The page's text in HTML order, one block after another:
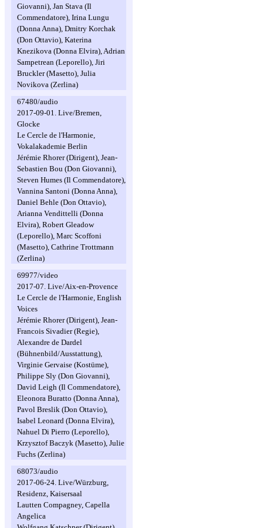
Giovanni), Jan Stava (Il
Commendatore), Irina Lungu
(Donna Anna), Dmitry Korchak
(Don Ottavio), Katerina
Knezikova (Donna Elvira), Adrian
Sampetrean (Leporello), Jiri
Bruckler (Masetto), Julia
Novikova (Zerlina)
67480/audio
2017-09-01. Live/Bremen,
Glocke
Le Cercle de l'Harmonie,
Vokalakademie Berlin
Jérémie Rhorer (Dirigent), Jean-
Sebastien Bou (Don Giovanni),
Steven Humes (Il Commendatore),
Vannina Santoni (Donna Anna),
Daniel Behle (Don Ottavio),
Arianna Vendittelli (Donna
Elvira), Robert Gleadow
(Leporello), Marc Scoffoni
(Masetto), Cathrine Trottmann
(Zerlina)
69977/video
2017-07. Live/Aix-en-Provence
Le Cercle de l'Harmonie, English
Voices
Jérémie Rhorer (Dirigent), Jean-
Francois Sivadier (Regie),
Alexandre de Dardel
(Bühnenbild/Ausstattung),
Virginie Gervaise (Kostüme),
Philippe Sly (Don Giovanni),
David Leigh (Il Commendatore),
Eleonora Buratto (Donna Anna),
Pavol Breslik (Don Ottavio),
Isabel Leonard (Donna Elvira),
Nahuel Di Pierro (Leporello),
Krzysztof Baczyk (Masetto), Julie
Fuchs (Zerlina)
68073/audio
2017-06-24. Live/Würzburg,
Residenz, Kaisersaal
Lautten Compagney, Capella
Angelica